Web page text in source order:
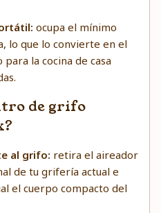
ocupa el mínimo
lo que lo convierte en el
la cocina de casa
de grifo
al grifo: retira el aireador
de tu grifería actual e
el cuerpo compacto del